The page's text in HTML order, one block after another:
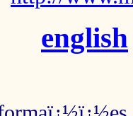
english